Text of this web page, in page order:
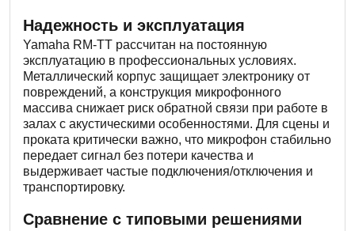
Надежность и эксплуатация
Yamaha RM-TT рассчитан на постоянную
эксплуатацию в профессиональных условиях.
Металлический корпус защищает электронику от
повреждений, а конструкция микрофонного
массива снижает риск обратной связи при работе в
залах с акустическими особенностями. Для сцены и
проката критически важно, что микрофон стабильно
передает сигнал без потери качества и
выдерживает частые подключения/отключения и
транспортировку.
Сравнение с типовыми решениями